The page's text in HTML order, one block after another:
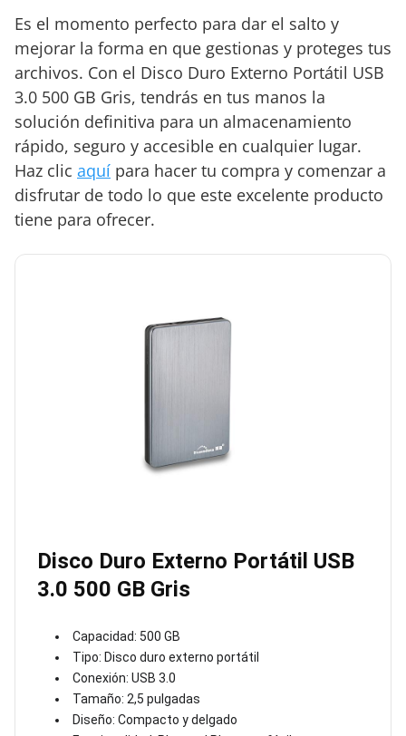
Es el momento perfecto para dar el salto y
mejorar la forma en que gestionas y proteges tus
archivos. Con el Disco Duro Externo Portátil USB
3.0 500 GB Gris, tendrás en tus manos la
solución definitiva para un almacenamiento
rápido, seguro y accesible en cualquier lugar.
Haz clic aquí para hacer tu compra y comenzar a
disfrutar de todo lo que este excelente producto
tiene para ofrecer.
Disco Duro Externo Portátil USB
3.0 500 GB Gris
Capacidad: 500 GB
Tipo: Disco duro externo portátil
Conexión: USB 3.0
Tamaño: 2,5 pulgadas
Diseño: Compacto y delgado